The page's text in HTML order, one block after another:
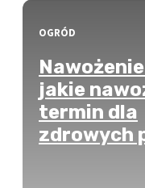
OGRÓD
jakie
termin dla
zdrowych